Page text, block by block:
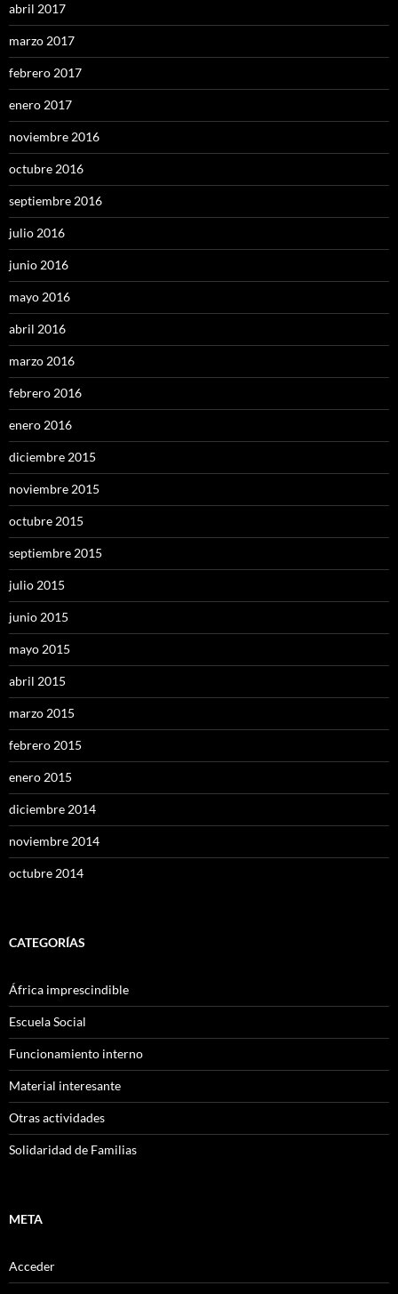
abril 2017
marzo 2017
febrero 2017
enero 2017
noviembre 2016
octubre 2016
septiembre 2016
julio 2016
junio 2016
mayo 2016
abril 2016
marzo 2016
febrero 2016
enero 2016
diciembre 2015
noviembre 2015
octubre 2015
septiembre 2015
julio 2015
junio 2015
mayo 2015
abril 2015
marzo 2015
febrero 2015
enero 2015
diciembre 2014
noviembre 2014
octubre 2014
CATEGORÍAS
África imprescindible
Escuela Social
Funcionamiento interno
Material interesante
Otras actividades
Solidaridad de Familias
META
Acceder